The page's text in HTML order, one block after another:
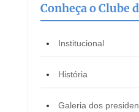
Conheça o Clube
Institucional
História
Galeria dos